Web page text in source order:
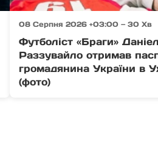
08 Серпня 2026 +03:00 — 30 Хв
Футболіст «Браги»
Раззувайло отримав
громадянина України в
(фото)